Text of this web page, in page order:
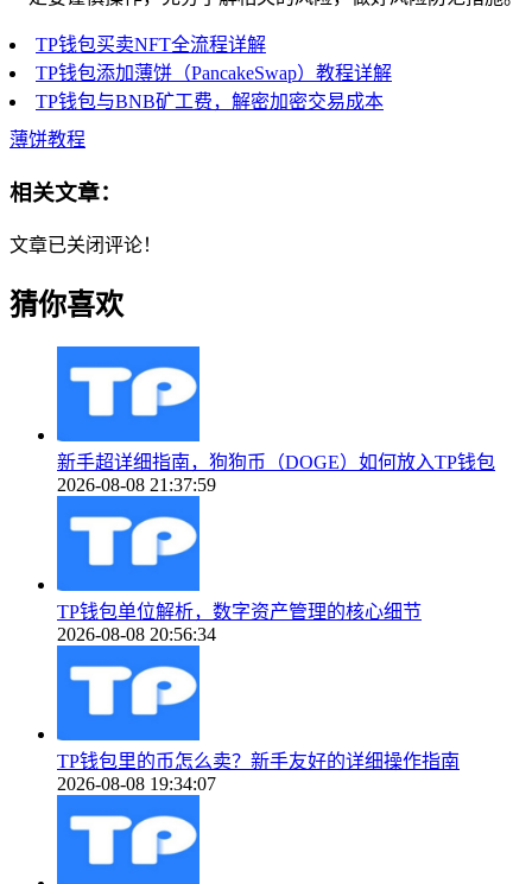
TP钱包买卖NFT全流程详解
TP钱包添加薄饼（PancakeSwap）教程详解
TP钱包与BNB矿工费，解密加密交易成本
薄饼教程
相关文章：
文章已关闭评论！
猜你喜欢
新手超详细指南，狗狗币（DOGE）如何放入TP钱包
2026-08-08 21:37:59
TP钱包单位解析，数字资产管理的核心细节
2026-08-08 20:56:34
TP钱包里的币怎么卖？新手友好的详细操作指南
2026-08-08 19:34:07